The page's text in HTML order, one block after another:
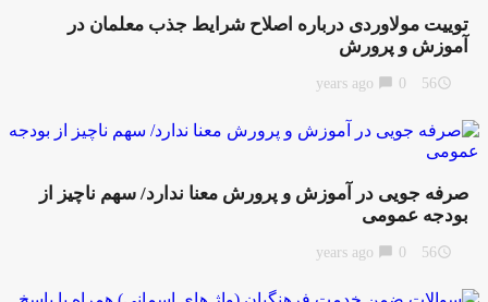
توییت مولاوردی درباره اصلاح شرایط جذب معلمان در
آموزش و پرورش
access_time
56 years ago
chat_bubble
صرفه جویی در آموزش و پرورش معنا ندارد/ سهم ناچیز از
بودجه عمومی
access_time
56 years ago
chat_bubble